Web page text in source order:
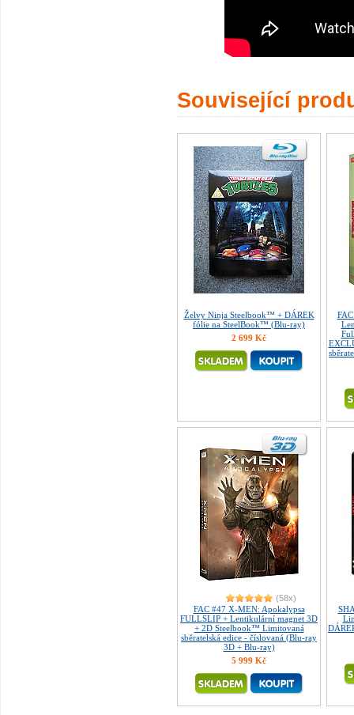
Související
Želvy Ninja Steelbook™ + DÁREK
fólie na SteelBook™ (Blu-ray)
2 699 Kč
(58x)
FAC #47 X-MEN: Apokalypsa
FULLSLIP + Lentikulární magnet 3D
+ 2D Steelbook™ Limitovaná
sběratelská edice - číslovaná (Blu-ray
3D + Blu-ray)
5 999 Kč